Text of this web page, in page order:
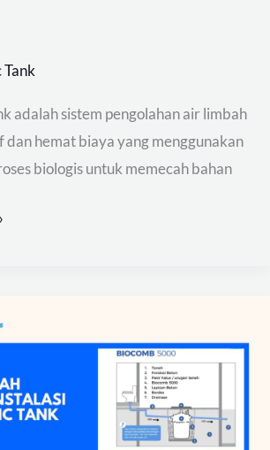
Tank
adalah sistem pengolahan air limbah
dan hemat biaya yang menggunakan
biologis untuk memecah bahan